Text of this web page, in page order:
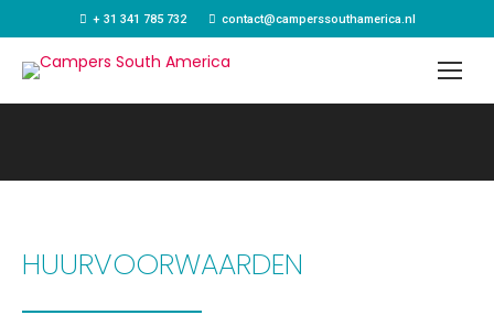
+ 31 341 785 732 contact@camperssouthamerica.nl
HUURVOORWAARDEN